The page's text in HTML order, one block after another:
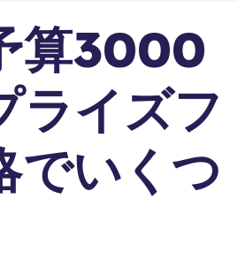
算3000
ライズフ
でいくつ